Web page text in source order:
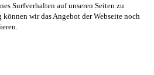
Surfverhalten auf unseren Seiten zu
können wir das Angebot der Webseite noch